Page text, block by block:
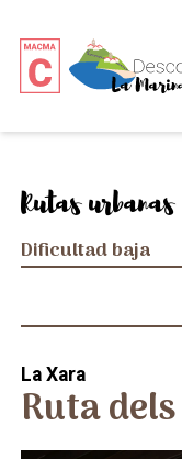
Rutas urbanas
Dificultad baja
La Xara
Ruta